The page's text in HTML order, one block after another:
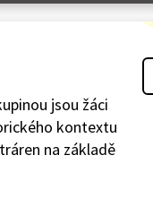
jsou žáci
kontextu
na základě